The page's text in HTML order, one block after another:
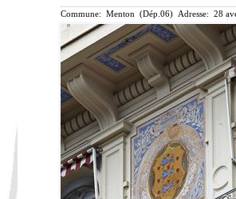
Commune: Menton (Dép.06) Adresse: 28